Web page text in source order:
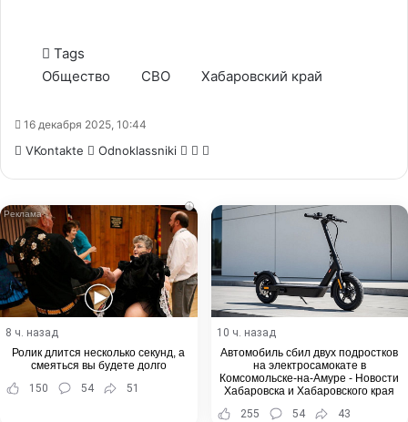
Tags
Общество
СВО Хабаровский край
16 декабря 2025, 10:44
VKontakte Odnoklassniki WhatsApp
Telegram
i
8 ч. назад
Ролик длится несколько секунд, а
смеяться вы будете долго
150
54 51
10 ч. назад
Автомобиль сбил двух подростков
на электросамокате в
Комсомольске-на-Амуре - Новости
Хабаровска и Хабаровского края
255
54 43